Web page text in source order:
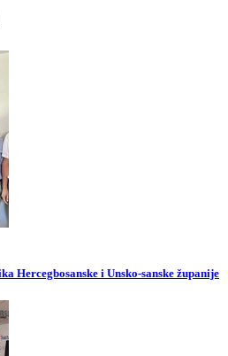
Hercegbosanske i Unsko-sanske županije